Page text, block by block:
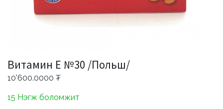
Витамин Е №30 /Польш/
10'600.0000 ₮
15 Нэгж боломжит